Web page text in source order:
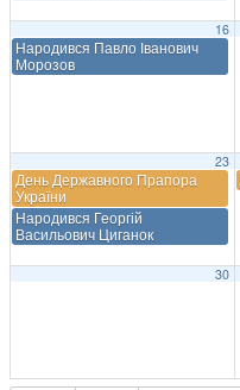
16
Народився Павло Іванович
Морозов
23
День Державного Прапора
України
Народився Георгій
Васильович Циганок
30